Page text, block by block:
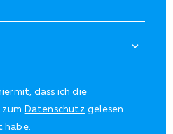
dass ich die
Datenschutz gelesen
habe.